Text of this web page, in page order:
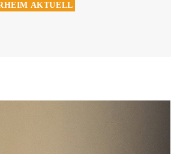
AKTUELL